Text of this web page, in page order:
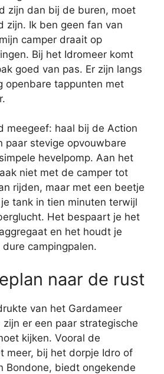
zijn dan bij de buren, moet
zijn. Ik ben geen fan van
camper draait op
Bij het Idromeer komt
goed van pas. Er zijn langs
openbare tappunten met
meegeef: haal bij de Action
paar stevige opvouwbare
hevelpomp. Aan het
niet met de camper tot
rijden, maar met een beetje
tank in tien minuten terwijl
Het bespaart je het
en het houdt je
campingpalen.
naar de rust
van het Gardameer
er een paar strategische
kijken. Vooral de
meer, bij het dorpje Idro of
Bondone, biedt ongekende